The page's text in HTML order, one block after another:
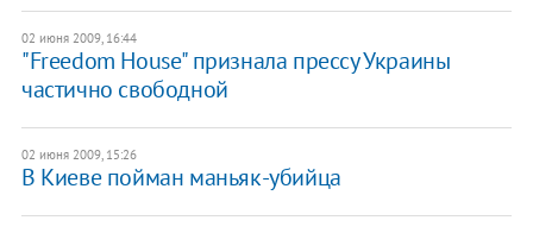
02 июня 2009, 16:44
"Freedom House" признала прессу Украины
частично свободной
02 июня 2009, 15:26
В Киеве пойман маньяк-убийца